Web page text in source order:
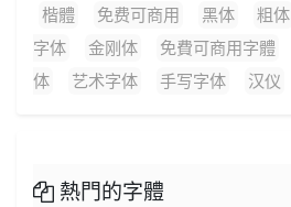
楷體 免费可商用 黑体 粗体
字体
金刚体 免費可商用字體
体
艺术字体 手写字体 汉仪
熱門的字體